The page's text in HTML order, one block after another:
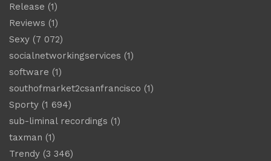
Release (1)
Reviews (1)
Sexy (7 072)
socialnetworkingservices (1)
software (1)
southofmarket2csanfrancisco (1)
Sporty (1 694)
sub-liminal recordings (1)
taxman (1)
Trendy (3 346)